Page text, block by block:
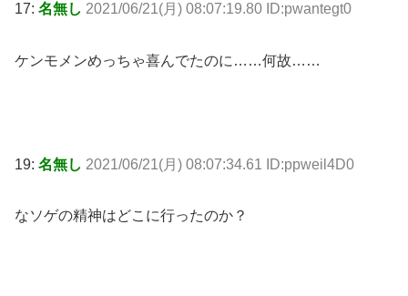
17: 名無し 2021/06/21(月) 08:07:19.80 ID:pwantegt0
ケンモメンめっちゃ喜んでたのに……何故……
19: 名無し 2021/06/21(月) 08:07:34.61 ID:ppweil4D0
なソゲの精神はどこに行ったのか？